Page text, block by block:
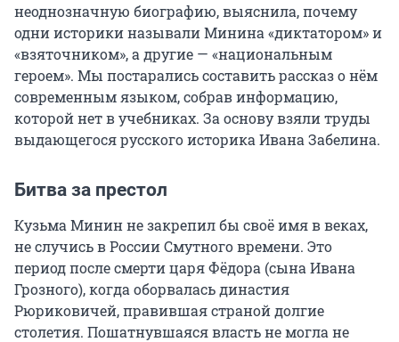
неоднозначную биографию, выяснила, почему
одни историки называли Минина «диктатором» и
«взяточником», а другие — «национальным
героем». Мы постарались составить рассказ о нём
современным языком, собрав информацию,
которой нет в учебниках. За основу взяли труды
выдающегося русского историка Ивана Забелина.
Битва за престол
Кузьма Минин не закрепил бы своё имя в веках,
не случись в России Смутного времени. Это
период после смерти царя Фёдора (сына Ивана
Грозного), когда оборвалась династия
Рюриковичей, правившая страной долгие
столетия. Пошатнувшаяся власть не могла не